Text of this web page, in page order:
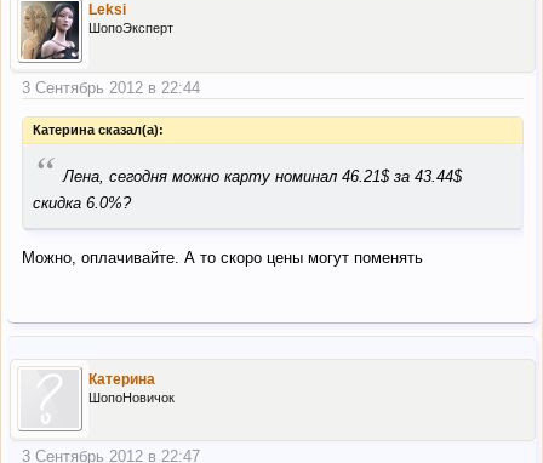
Leksi
ШопоЭксперт
3 Сентябрь 2012 в 22:44
Катерина сказал(а):
“ Лена, сегодня можно карту номинал 46.21$ за 43.44$
скидка 6.0%?
Можно, оплачивайте. А то скоро цены могут поменять
Катерина
ШопоНовичок
3 Сентябрь 2012 в 22:47